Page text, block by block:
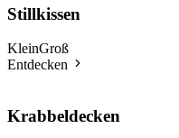
Stillkissen
KleinGroß
Entdecken
Krabbeldecken